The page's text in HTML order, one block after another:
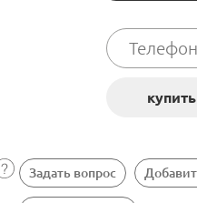
Задать вопрос